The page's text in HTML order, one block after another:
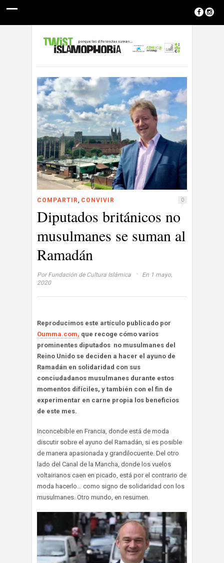
COMPARTIR, CONVIVIR 0
Diputados británicos no
musulmanes se suman al
Ramadán
Por Fundación de Cultura Islámica ·
En 1 mayo,
2020
Reproducimos este artículo publicado por
Oumma.com, que recoge cómo varios
prominentes diputados no musulmanes del
Reino Unido se deciden a hacer el ayuno de
Ramadán en solidaridad con sus
conciudadanos musulmanes durante estos
momentos difíciles, y también con el fin de
experimentar en carne propia los beneficios
de este mes.
Inconcebible en Francia, donde está de moda
discutir sobre el ayuno del Ramadán, si es posible
de manera apasionada y grandilocuente. Del otro
lado del Canal de la Mancha, donde los vuelos
voltairianos caen en picado, está por el contrario de
moda hacerlo… como signo de solidaridad con los
musulmanes. Otro mundo, en resumen.